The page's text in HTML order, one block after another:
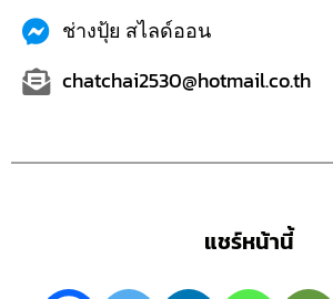
ช่างปุ้ย สไลด์ออน
chatchai2530@hotmail.co.th
แชร์หน้านี้